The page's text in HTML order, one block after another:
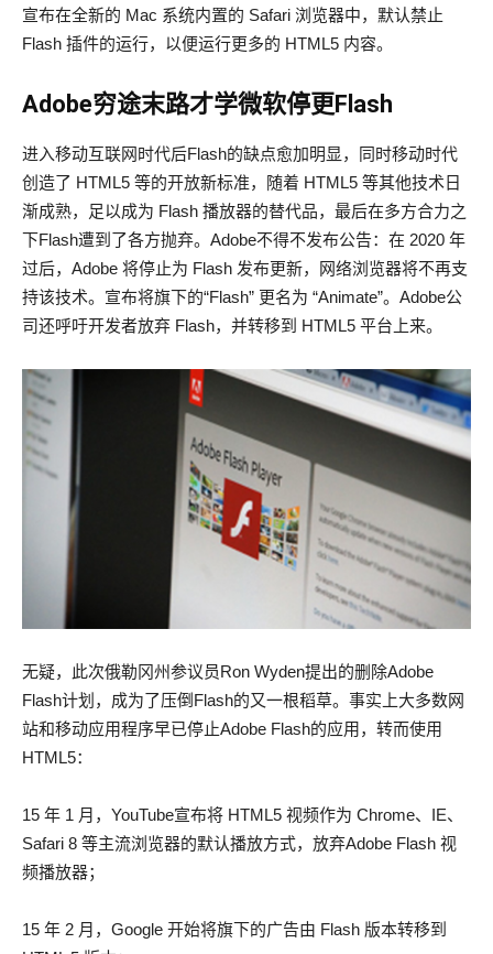
宣布在全新的 Mac 系统内置的 Safari 浏览器中，默认禁止
Flash 插件的运行，以便运行更多的 HTML5 内容。
Adobe穷途末路才学微软停更Flash
进入移动互联网时代后Flash的缺点愈加明显，同时移动时代
创造了 HTML5 等的开放新标准，随着 HTML5 等其他技术日
渐成熟，足以成为 Flash 播放器的替代品，最后在多方合力之
下Flash遭到了各方抛弃。Adobe不得不发布公告：在 2020 年
过后，Adobe 将停止为 Flash 发布更新，网络浏览器将不再支
持该技术。宣布将旗下的“Flash” 更名为 “Animate”。Adobe公
司还呼吁开发者放弃 Flash，并转移到 HTML5 平台上来。
无疑，此次俄勒冈州参议员Ron Wyden提出的删除Adobe
Flash计划，成为了压倒Flash的又一根稻草。事实上大多数网
站和移动应用程序早已停止Adobe Flash的应用，转而使用
HTML5：
15 年 1 月，YouTube宣布将 HTML5 视频作为 Chrome、IE、
Safari 8 等主流浏览器的默认播放方式，放弃Adobe Flash 视
频播放器；
15 年 2 月，Google 开始将旗下的广告由 Flash 版本转移到